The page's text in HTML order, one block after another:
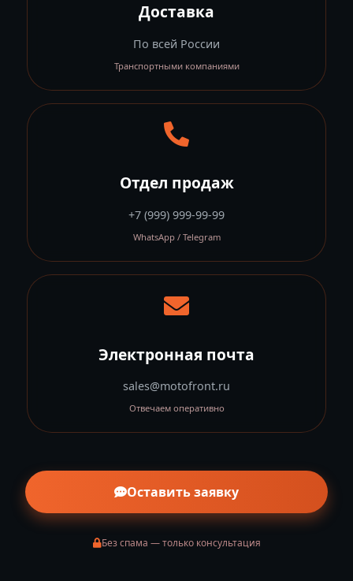
Доставка
По всей России
Транспортными компаниями
Отдел продаж
+7 (999) 999-99-99
WhatsApp / Telegram
Электронная почта
sales@motofront.ru
Отвечаем оперативно
Оставить заявку
Без спама — только консультация